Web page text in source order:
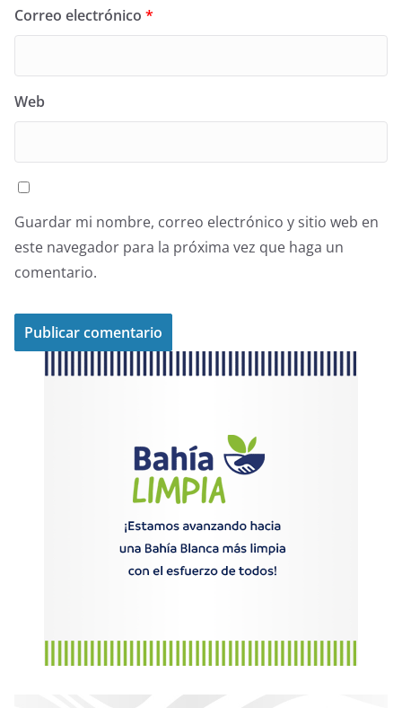
Correo electrónico *
Web
Guardar mi nombre, correo electrónico y sitio web en
este navegador para la próxima vez que haga un
comentario.